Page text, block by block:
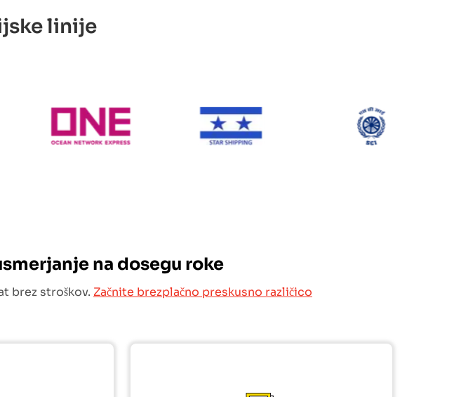
linije
ONE Line
na dosegu roke
brez stroškov. Začnite brezplačno preskusno različico